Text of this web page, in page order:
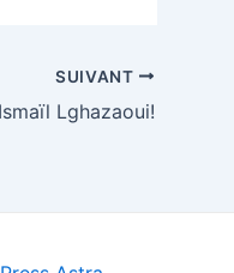
SUIVANT
Lghazaoui!